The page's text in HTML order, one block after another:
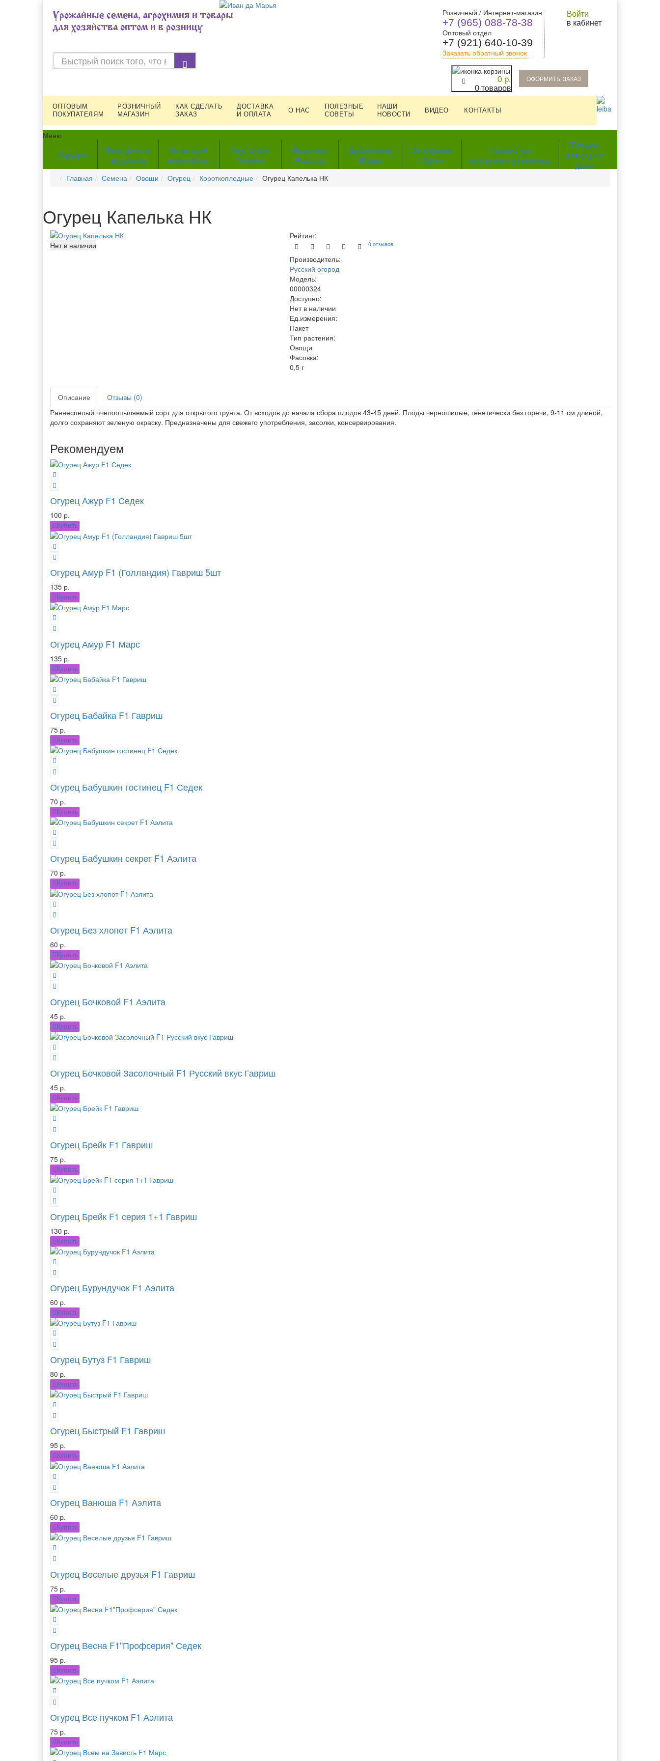
Урожайные семена, агрохимия и товары
для хозяйства оптом и в розницу
Розничный / Интернет-магазин
+7 (965) 088-78-38
Оптовый отдел
+7 (921) 640-10-39
Заказать обратный звонок
Войти
в кабинет
0 р.
0 товаров
oформить заказ
ОПТОВЫМ
ПОКУПАТЕЛЯМ
РОЗНИЧНЫЙ
МАГАЗИН
КАК СДЕЛАТЬ
ЗАКАЗ
ДОСТАВКА
И ОПЛАТА
О НАС
ПОЛЕЗНЫЕ
СОВЕТЫ
НАШИ
НОВОСТИ
ВИДЕО КОНТАКТЫ
Меню
Семена
Сидераты и
медоносы
Семенной
картофель
Лук-севок
Чеснок
Саженцы
Рассада
Луковичные
Корни
Агрохимия
Грунт
Товары для
подсобного хозяйства
Товары
для сада и
дома
Главная Семена Овощи Огурец Короткоплодные Огурец Капелька НК
Огурец Капелька НК
Нет в наличии
Рейтинг:
0 отзывов
Производитель:
Русский огород
Модель:
00000324
Доступно:
Нет в наличии
Ед.измерения:
Пакет
Тип растения:
Овощи
Фасовка:
0,5 г
Описание
Отзывы (0)
Раннеспелый пчелоопыляемый сорт для открытого грунта. От всходов до начала сбора плодов 43-45 дней. Плоды черношипые, генетически без горечи, 9-11 см длиной,
долго сохраняют зеленую окраску. Предназначены для свежего употребления, засолки, консервирования.
Рекомендуем
Огурец Ажур F1 Седек
100 р.
Купить
Огурец Амур F1 (Голландия) Гавриш 5шт
135 р.
Купить
Огурец Амур F1 Марс
135 р.
Купить
Огурец Бабайка F1 Гавриш
75 р.
Купить
Огурец Бабушкин гостинец F1 Седек
70 р.
Купить
Огурец Бабушкин секрет F1 Аэлита
70 р.
Купить
Огурец Без хлопот F1 Аэлита
60 р.
Купить
Огурец Бочковой F1 Аэлита
45 р.
Купить
Огурец Бочковой Засолочный F1 Русский вкус Гавриш
45 р.
Купить
Огурец Брейк F1 Гавриш
75 р.
Купить
Огурец Брейк F1 серия 1+1 Гавриш
130 р.
Купить
Огурец Бурундучок F1 Аэлита
60 р.
Купить
Огурец Бутуз F1 Гавриш
80 р.
Купить
Огурец Быстрый F1 Гавриш
95 р.
Купить
Огурец Ванюша F1 Аэлита
60 р.
Купить
Огурец Веселые друзья F1 Гавриш
75 р.
Купить
Огурец Весна F1"Профсерия" Седек
95 р.
Купить
Огурец Все пучком F1 Аэлита
75 р.
Купить